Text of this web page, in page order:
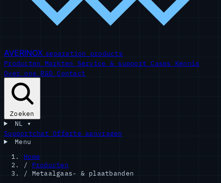
AVERINOX separation products
Producten Markten Service & support Cases Kennis
Over ons R&D Contact
Zoeken
NL ▾
SupportchatOfferte aanvragen
Menu
Home
/
Producten
/ Metaalgaas- & plaatbanden